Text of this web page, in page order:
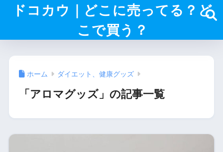
ドコカウ｜どこに売ってる？ど
こで買う？
ホーム ダイエット、健康グッズ
「アロマグッズ」の記事一覧